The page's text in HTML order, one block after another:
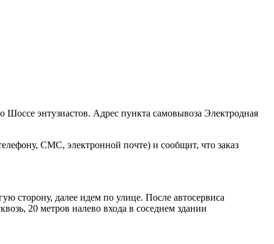
энтузиастов. Адрес пункта самовывоза Электродная
СМС, электронной почте) и сообщит, что заказ
сторону, далее идем по улице. После автосервиса
20 метров налево входа в соседнем здании